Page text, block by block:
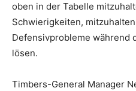
oben in der Tabelle
Schwierigkeiten,
Defensivprobleme während
lösen.
Timbers-General Manager